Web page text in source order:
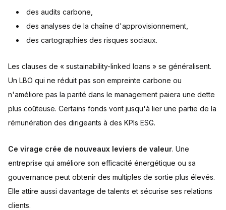
des audits carbone,
des analyses de la chaîne d'approvisionnement,
des cartographies des risques sociaux.
Les clauses de « sustainability-linked loans » se généralisent.
Un LBO qui ne réduit pas son empreinte carbone ou
n'améliore pas la parité dans le management paiera une dette
plus coûteuse. Certains fonds vont jusqu'à lier une partie de la
rémunération des dirigeants à des KPIs ESG.
Ce virage crée de nouveaux leviers de valeur. Une
entreprise qui améliore son efficacité énergétique ou sa
gouvernance peut obtenir des multiples de sortie plus élevés.
Elle attire aussi davantage de talents et sécurise ses relations
clients.